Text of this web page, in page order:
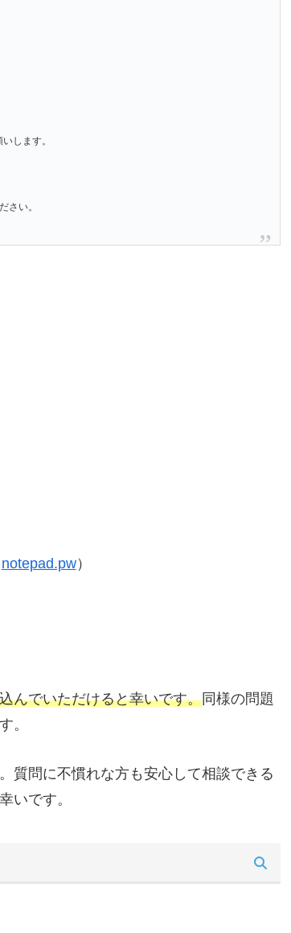
します。
さい。
notepad.pw）
んでいただけると幸いです。同様の問題
。
質問に不慣れな方も安心して相談できる
いです。